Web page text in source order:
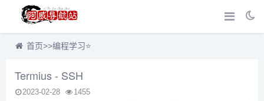
首页>>编程学习⭐
Termius - SSH
2023-02-28 1455